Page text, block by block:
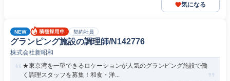
気になる
NEW 契約社員
グランピング施設の調理師/N142776
株式会社新昭和
★東京湾を一望できるロケーションが人気のグランピング施設で働
く調理スタッフを募集！和食・洋...